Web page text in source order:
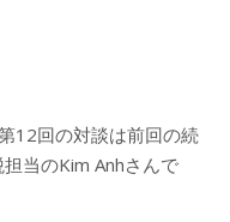
12回の対談は前回の続
当のKim Anhさんで